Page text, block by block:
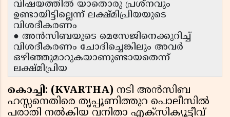
വിഷയത്തിൽ യാതൊരു പ്രശ്നവും
ഉണ്ടായിട്ടില്ലെന്ന് ലക്ഷ്മിപ്രിയയുടെ
വിശദീകരണം
● അൻസിബയുടെ മെസേജിനെക്കുറിച്ച്
വിശദീകരണം ചോദിച്ചെങ്കിലും അവർ
ഒഴിഞ്ഞുമാറുകയാണുണ്ടായതെന്ന്
ലക്ഷ്മിപ്രിയ
കൊച്ചി: (KVARTHA) നടി അൻസിബ
ഹസ്സനെതിരെ തൃപ്പൂണിത്തുറ പൊലീസിൽ
പരാതി നൽകിയ വനിതാ എക്സിക്യൂട്ടീവ്